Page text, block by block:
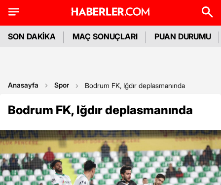
SON DAKİKA MAÇ SONUÇLARI PUAN DURUMU
Anasayfa Spor Bodrum FK, Iğdır deplasmanında
Bodrum FK, Iğdır deplasmanında